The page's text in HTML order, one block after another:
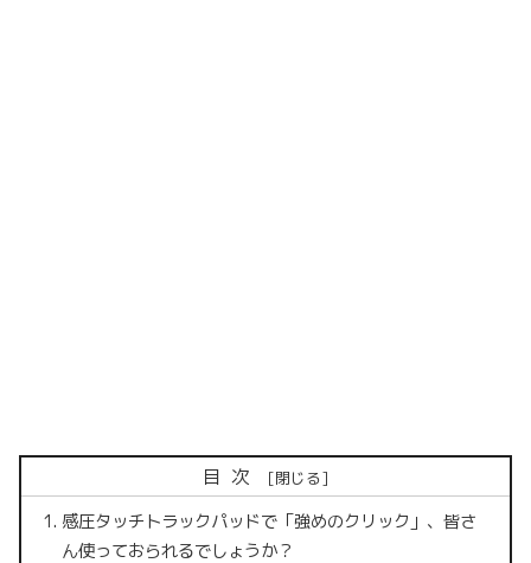
目次
感圧タッチトラックパッドで「強めのクリック」、皆さ
ん使っておられるでしょうか？